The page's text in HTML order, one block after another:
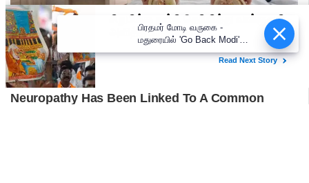
பிரதமர் மோடி வருகை -
மதுரையில் 'Go Back Modi'
போஸ்டர்களால் பரபரப்பு!